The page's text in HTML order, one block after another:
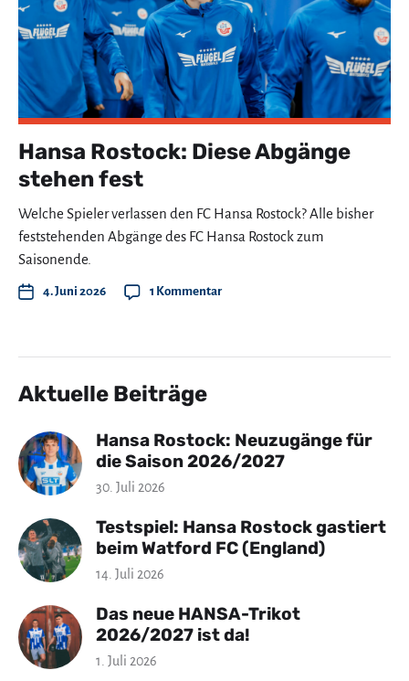
Hansa Rostock: Diese Abgänge
stehen fest
Welche Spieler verlassen den FC Hansa Rostock? Alle bisher
feststehenden Abgänge des FC Hansa Rostock zum
Saisonende.
4. Juni 2026 1 Kommentar
Aktuelle Beiträge
Hansa Rostock: Neuzugänge für
die Saison 2026/2027
30. Juli 2026
Testspiel: Hansa Rostock gastiert
beim Watford FC (England)
14. Juli 2026
Das neue HANSA-Trikot
2026/2027 ist da!
1. Juli 2026